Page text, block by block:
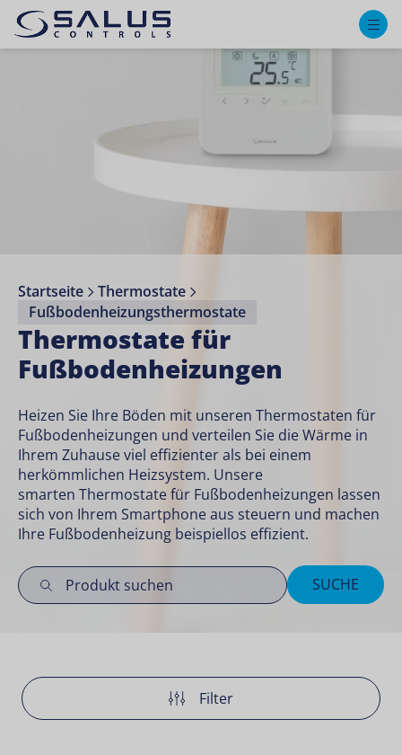
Startseite
Thermostate
Fußbodenheizungsthermostate
Thermostate für
Fußbodenheizungen
Heizen Sie Ihre Böden mit unseren Thermostaten für
Fußbodenheizungen und verteilen Sie die Wärme in
Ihrem Zuhause viel effizienter als bei einem
herkömmlichen Heizsystem. Unsere
smarten Thermostatefür Fußbodenheizungen lassen
sich von Ihrem Smartphone aus steuern und machen
Ihre Fußbodenheizung beispiellos effizient.
SUCHE
Filter